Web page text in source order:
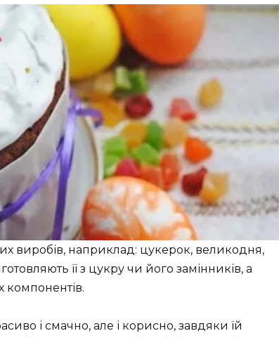
виробів, наприклад: цукерок, великодня,
її з цукру чи його замінників, а
компонентів.
і смачно, але і корисно, завдяки їй